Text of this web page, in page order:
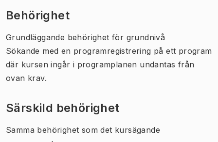
Behörighet
Grundläggande behörighet för grundnivå
Sökande med en programregistrering på ett program
där kursen ingår i programplanen undantas från
ovan krav.
Särskild behörighet
Samma behörighet som det kursägande